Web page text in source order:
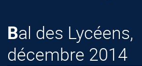
Bal des Lycéens,
décembre 2014